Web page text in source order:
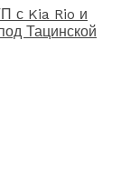
с Kia Rio и
Тацинской